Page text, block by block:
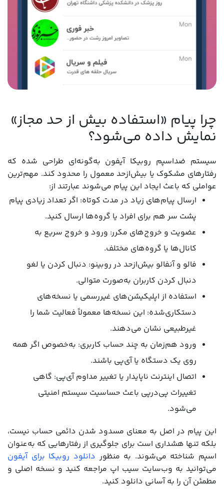
چرا پیام «استفاده بیش از حد مجاز»
نمایش داده می‌شود؟
سیستم ضداسپم روبیکا آیفون به‌گونه‌ای طراحی شده که
رفتارهای مشکوک یا بیش‌ازحد معمول را محدود کند. مهم‌ترین
عواملی که باعث ایجاد این پیام می‌شوند عبارتند از:
ارسال پیام‌های زیاد در مدت کوتاه: اگر تعداد زیادی پیام
پشت سر هم برای افراد یا گروه‌ها ارسال کنید.
عضویت و خروج‌های مکرر: ورود و خروج سریع به
کانال‌ها یا گروه‌های مختلف.
فالو و آنفالو بیش‌ازحد در روبینو: دنبال کردن یا لغو
دنبال کردن کاربران به‌صورت متوالی.
استفاده از اپلیکیشن‌های غیررسمی یا نسخه‌های
دستکاری‌شده: این نسخه‌ها معمولاً فعالیت شما را
غیرطبیعی نشان می‌دهند.
ورود هم‌زمان به چند حساب کاربری: به‌خصوص اگر همه
روی یک دستگاه یا آی‌پی باشند.
اتصال اینترنت ناپایدار یا تغییر مداوم آی‌پی: گاهی
تغییرات پی‌درپی باعث حساسیت سیستم امنیتی
می‌شود.
این پیام در اصل به معنای مسدود شدن دائمی حساب نیست،
بلکه تنها هشداری است برای جلوگیری از رفتارهایی که به‌عنوان
اسپم شناخته می‌شوند. به منظور دانلود روبیکا برای آیفون
می‌توانید به وب‌سایت سیب اپ مراجعه کنید و نسخه اصلی و
مطمئن آن را به آسانی دانلود کنید.